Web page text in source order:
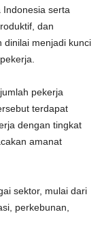
Indonesia serta
dan
dinilai menjadi kunci
pekerja
terdapat
dengan tingkat
amanat
sektor, mulai dari
perkebunan,